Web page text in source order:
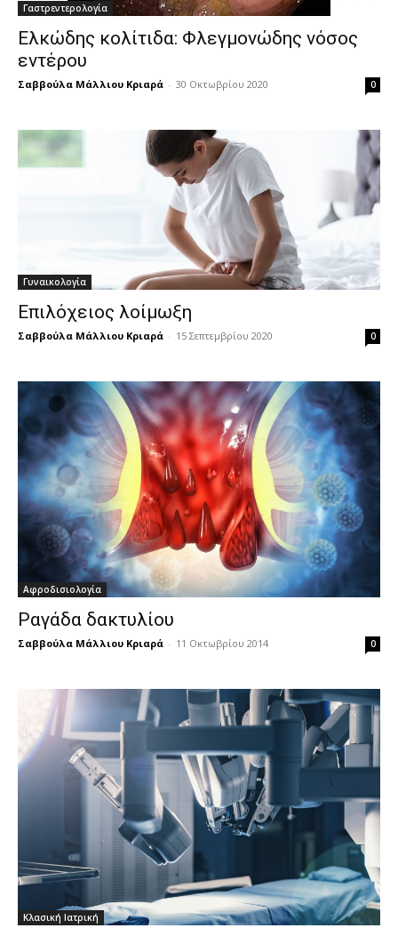
Γαστρεντερολογία
Ελκώδης κολίτιδα: Φλεγμονώδης νόσος
εντέρου
Σαββούλα Μάλλιου Κριαρά - 30 Οκτωβρίου 2020 0
Γυναικολογία
Επιλόχειος λοίμωξη
Σαββούλα Μάλλιου Κριαρά - 15 Σεπτεμβρίου 2020 0
Αφροδισιολογία
Ραγάδα δακτυλίου
Σαββούλα Μάλλιου Κριαρά - 11 Οκτωβρίου 2014 0
Κλασική Ιατρική